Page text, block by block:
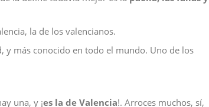
la de los valencianos.
y más conocido en todo el mundo. Uno de los
una, y ¡es la de Valencia!. Arroces muchos, sí,